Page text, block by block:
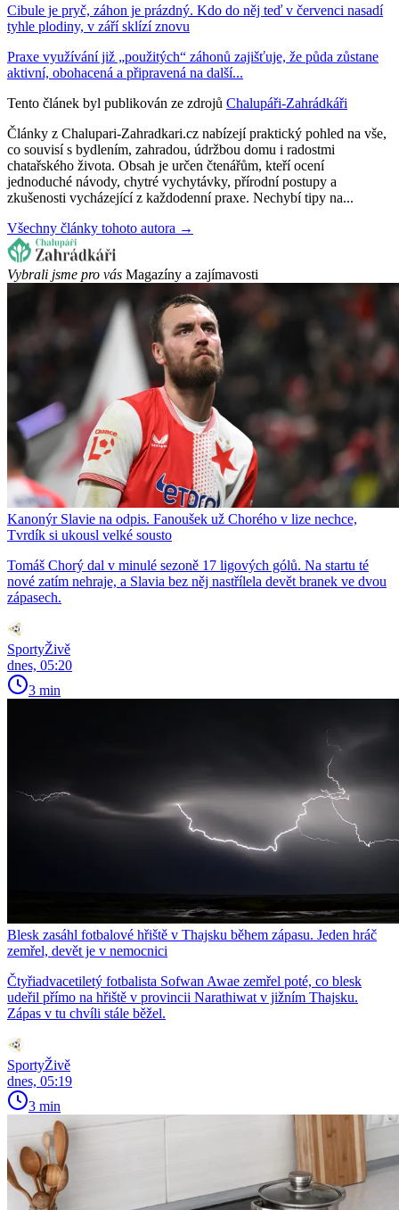
Cibule je pryč, záhon je prázdný. Kdo do něj teď v červenci nasadí
tyhle plodiny, v září sklízí znovu
Praxe využívání již „použitých“ záhonů zajišťuje, že půda zůstane
aktivní, obohacená a připravená na další...
Tento článek byl publikován ze zdrojů Chalupáři-Zahrádkáři
Články z Chalupari-Zahradkari.cz nabízejí praktický pohled na vše,
co souvisí s bydlením, zahradou, údržbou domu i radostmi
chatařského života. Obsah je určen čtenářům, kteří ocení
jednoduché návody, chytré vychytávky, přírodní postupy a
zkušenosti vycházející z každodenní praxe. Nechybí tipy na...
Všechny články tohoto autora →
Vybrali jsme pro vás Magazíny a zajímavosti
Kanonýr Slavie na odpis. Fanoušek už Chorého v lize nechce,
Tvrdík si ukousl velké sousto
Tomáš Chorý dal v minulé sezoně 17 ligových gólů. Na startu té
nové zatím nehraje, a Slavia bez něj nastřílela devět branek ve dvou
zápasech.
SportyŽivě
dnes, 05:20
3 min
Blesk zasáhl fotbalové hřiště v Thajsku během zápasu. Jeden hráč
zemřel, devět je v nemocnici
Čtyřiadvacetiletý fotbalista Sofwan Awae zemřel poté, co blesk
udeřil přímo na hřiště v provincii Narathiwat v jižním Thajsku.
Zápas v tu chvíli stále běžel.
SportyŽivě
dnes, 05:19
3 min